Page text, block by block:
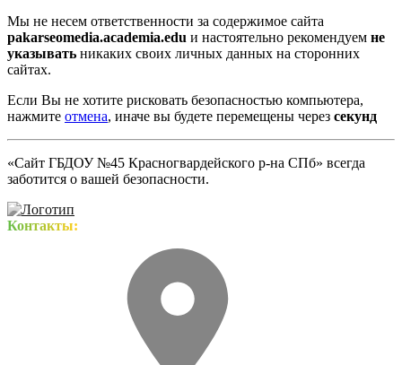
Мы не несем ответственности за содержимое сайта
pakarseomedia.academia.edu и настоятельно рекомендуем не
указывать никаких своих личных данных на сторонних
сайтах.
Если Вы не хотите рисковать безопасностью компьютера,
нажмите отмена, иначе вы будете перемещены через секунд
«Сайт ГБДОУ №45 Красногвардейского р-на СПб» всегда
заботится о вашей безопасности.
Контакты: